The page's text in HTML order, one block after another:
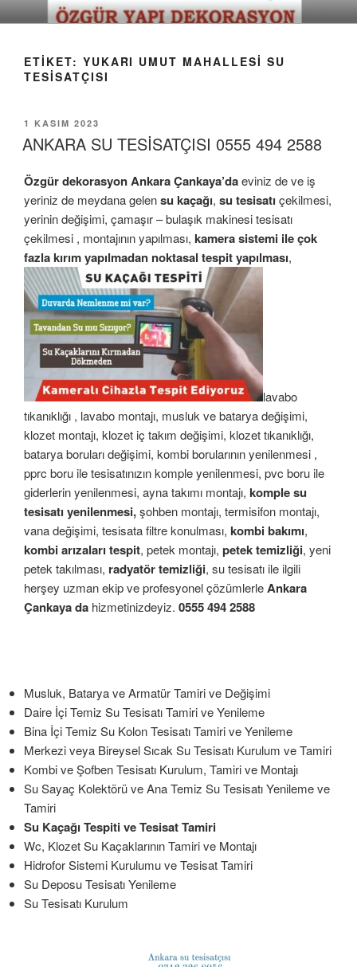
İçeriğe
geç
ETIKET: YUKARI UMUT MAHALLESI SU
TESISATÇISI
YAYIM
TARIHI
1 KASIM 2023
ANKARA SU TESİSATÇISI 0555 494 2588
Özgür dekorasyonAnkara Çankaya’daeviniz de ve iş
yeriniz de meydana gelensu kaçağı, su tesisatı çekilmesi,
yerinin değişimi, çamaşır – bulaşık makinesi tesisatı
çekilmesi , montajının yapılması, kamera sistemi ile çok
fazla kırım yapılmadan noktasal tespit yapılması,
lavabo
tıkanıklığı , lavabo montajı, musluk ve batarya değişimi,
klozet montajı, klozet iç takım değişimi, klozet tıkanıklığı,
batarya boruları değişimi, kombi borularının yenilenmesi ,
pprc boru ile tesisatınızın komple yenilenmesi, pvc boru ile
giderlerin yenilenmesi, ayna takımı montajı, komple su
tesisatı yenilenmesi,şohben montajı, termisifon montajı,
vana değişimi, tesisata filtre konulması, kombi bakımı,
kombi arızaları tespit, petek montajı, petek temizliği, yeni
petek takılması, radyatör temizliği, su tesisatı ile ilgili
herşey uzman ekip ve profesyonel çözümlerleAnkara
Çankaya da hizmetinizdeyiz. 0555 494 2588
Musluk, Batarya ve Armatür Tamiri ve Değişimi
Daire İçi Temiz Su Tesisatı Tamiri ve Yenileme
Bina İçi Temiz Su Kolon Tesisatı Tamiri ve Yenileme
Merkezi veya Bireysel Sıcak Su Tesisatı Kurulum ve Tamiri
Kombi ve Şofben Tesisatı Kurulum, Tamiri ve Montajı
Su Sayaç Kolektörü ve Ana Temiz Su Tesisatı Yenileme ve
Tamiri
Su Kaçağı Tespiti ve Tesisat Tamiri
Wc, Klozet Su Kaçaklarının Tamiri ve Montajı
Hidrofor Sistemi Kurulumu ve Tesisat Tamiri
Su Deposu Tesisatı Yenileme
Su Tesisatı Kurulum